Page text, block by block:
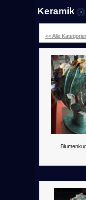
Keramik
<< Alle